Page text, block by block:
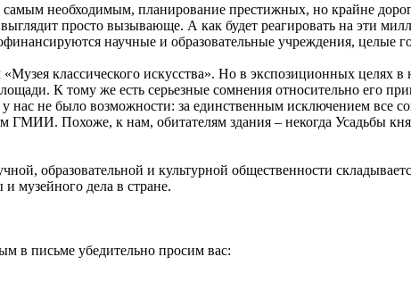
самым необходимым, планирование престижных, но крайне
просто вызывающе. А как будет реагировать на эти
научные и образовательные учреждения, целые
классического искусства». Но в экспозиционных целях
К тому же есть серьезные сомнения относительно его
не было возможности: за единственным исключением все
Похоже, к нам, обитателям здания – некогда Усадьбы
образовательной и культурной общественности
музейного дела в стране.
в письме убедительно просим вас: